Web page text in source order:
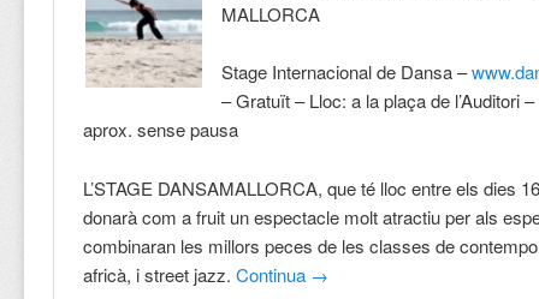
MALLORCA
Stage Internacional de Dansa –
– Gratuït – Lloc: a la plaça de l’Auditori
aprox. sense pausa
L’STAGE DANSAMALLORCA, que té lloc entre els dies
donarà com a fruit un espectacle molt atractiu per als
combinaran les millors peces de les classes de
africà, i street jazz.Continua →